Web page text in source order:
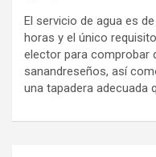
El servicio de agua es
horas y el único
elector para comprobar
sanandreseños, así
una tapadera adecuada